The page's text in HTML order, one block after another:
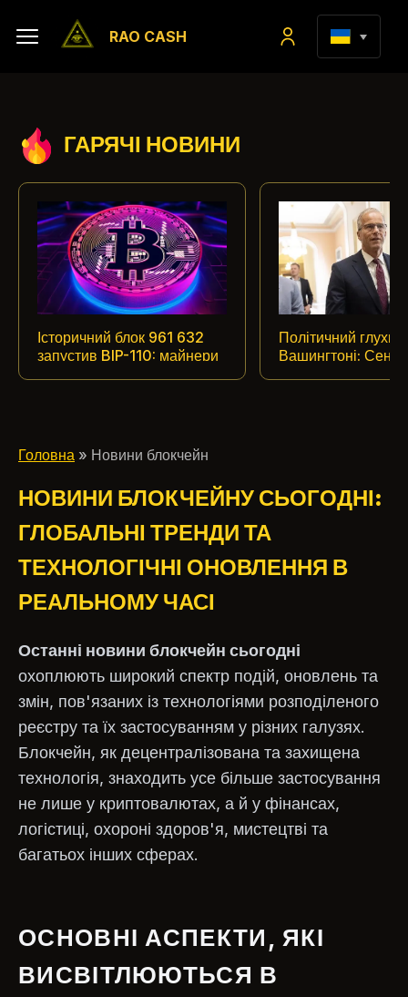
RAO CASH
ГАРЯЧІ НОВИНИ
Історичний блок 961 632
запустив BIP-110: майнери
Політичний глухий
Вашингтоні:
Головна » Новини блокчейн
НОВИНИ БЛОКЧЕЙНУ СЬОГОДНІ:
ГЛОБАЛЬНІ ТРЕНДИ ТА
ТЕХНОЛОГІЧНІ ОНОВЛЕННЯ В
РЕАЛЬНОМУ ЧАСІ
Останні новини блокчейн сьогодні
охоплюють широкий спектр подій, оновлень та
змін, пов'язаних із технологіями розподіленого
реєстру та їх застосуванням у різних галузях.
Блокчейн, як децентралізована та захищена
технологія, знаходить усе більше застосування
не лише у криптовалютах, а й у фінансах,
логістиці, охороні здоров'я, мистецтві та
багатьох інших сферах.
ОСНОВНІ АСПЕКТИ, ЯКІ
ВИСВІТЛЮЮТЬСЯ В